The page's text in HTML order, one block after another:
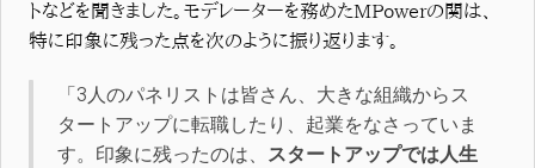
トなどを聞きました。モデレーターを務めたMPowerの関は、
特に印象に残った点を次のように振り返ります。
「3人のパネリストは皆さん、大きな組織からス
タートアップに転職したり、起業をなさっていま
す。印象に残ったのは、 スタートアップでは人生